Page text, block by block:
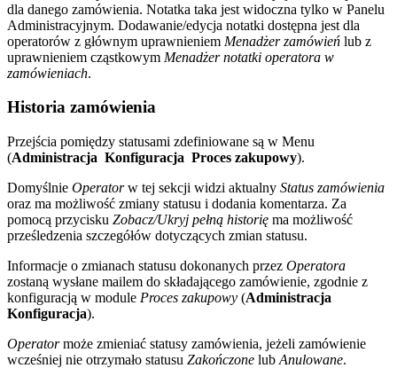
dla danego zamówienia. Notatka taka jest widoczna tylko w Panelu
Administracyjnym. Dodawanie/edycja notatki dostępna jest dla
operatorów z głównym uprawnieniem Menadżer zamówień lub z
uprawnieniem cząstkowym Menadżer notatki operatora w
zamówieniach.
Historia zamówienia
Przejścia pomiędzy statusami zdefiniowane są w Menu
(Administracja Konfiguracja Proces zakupowy).
Domyślnie Operatorw tej sekcji widzi aktualny Status zamówienia
oraz ma możliwość zmiany statusu i dodania komentarza. Za
pomocą przycisku Zobacz/Ukryj pełną historię ma możliwość
prześledzenia szczegółów dotyczących zmian statusu.
Informacje o zmianach statusu dokonanych przez Operatora
zostaną wysłane mailem do składającego zamówienie, zgodnie z
konfiguracją w module Proces zakupowy (Administracja
Konfiguracja).
Operatormoże zmieniać statusy zamówienia, jeżeli zamówienie
wcześniej nie otrzymało statusu Zakończone lub Anulowane.